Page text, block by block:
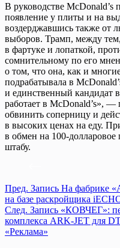
В руководстве McDonald’s
появление у плиты и на
воздерджавшись также от
выборов. Трамп, между
в фартуке и лопаткой,
сомнительному по его
о том, что она, как и
подрабатывала в
и единственный кандидат
работает в McDonald’s»,
обвинить соперницу и
в высоких ценах на еду.
в обмен на 100-
штабу.
Пред. Запись На фабрике
на базе раскройщика
След. Запись «КОВЧЕГ»:
комплекса ARK-JET для
«Реклама»